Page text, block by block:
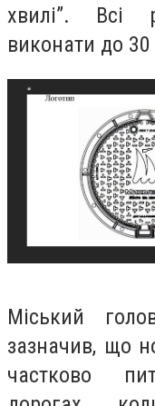
хвилі”. Всі
виконати до
Міський
зазначив, що
частково